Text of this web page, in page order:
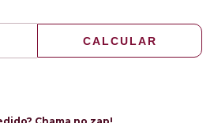
CALCULAR